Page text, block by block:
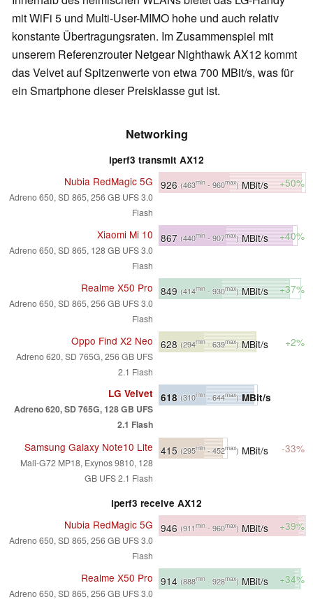
mit WiFi 5 und Multi-User-MIMO hohe und auch relativ
konstante Übertragungsraten. Im Zusammenspiel mit
unserem Referenzrouter Netgear Nighthawk AX12 kommt
das Velvet auf Spitzenwerte von etwa 700 MBit/s, was für
ein Smartphone dieser Preisklasse gut ist.
Networking
iperf3 transmit AX12
Nubia RedMagic 5G
Adreno 650, SD 865, 256 GB UFS 3.0
Flash
926 (463min - 960max) MBit/s +50%
Xiaomi Mi 10
Adreno 650, SD 865, 128 GB UFS 3.0
Flash
867 (440min - 907max)MBit/s +40%
Realme X50 Pro
Adreno 650, SD 865, 256 GB UFS 3.0
Flash
849 (414min - 930max)MBit/s +37%
Oppo Find X2 Neo
Adreno 620, SD 765G, 256 GB UFS
2.1 Flash
628 (294min- 639max)MBit/s +2%
LG Velvet
Adreno 620, SD 765G, 128 GB UFS
2.1 Flash
618 (310min- 644max)MBit/s
Samsung Galaxy Note10 Lite
Mali-G72 MP18, Exynos 9810, 128
GB UFS 2.1 Flash
415 (295min- 452max) MBit/s -33%
iperf3 receive AX12
Nubia RedMagic 5G
Adreno 650, SD 865, 256 GB UFS 3.0
Flash
946 (911min - 960max) MBit/s +39%
Realme X50 Pro
Adreno 650, SD 865, 256 GB UFS 3.0
914 (888min - 928max) MBit/s +34%